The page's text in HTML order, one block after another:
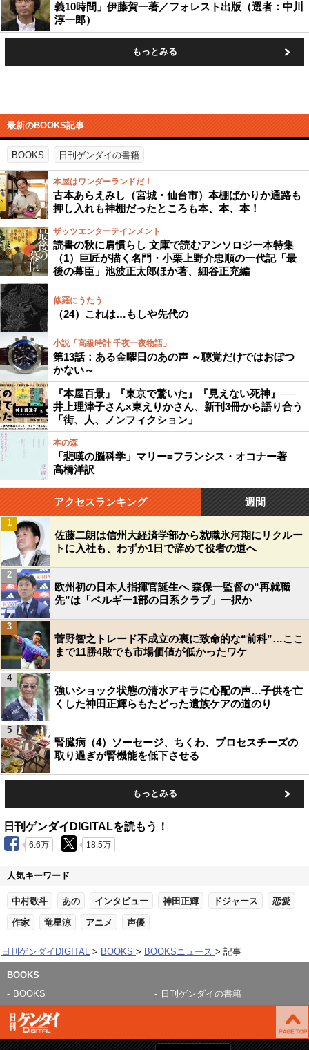
義10時間」伊藤賀一著／フォレスト出版（選者：中川
淳一郎）
もっとみる
最新のBOOKS記事
BOOKS 日刊ゲンダイの書籍
本屋はワンダーランドだ！
古本あらえみし（宮城・仙台市）本棚ばかりか通路も
押し入れも神棚だったところも本、本、本！
ザッツエンターテインメント
読書の秋に肩慣らし 文庫で読むアンソロジー本特集
（1）巨匠が描く名門・小栗上野介忠順の一代記「最
後の幕臣」池波正太郎ほか著、細谷正充編
修羅にうたう
（24）これは…もしや先代の
小説「高級時計 千夜一夜物語」
第13話：ある金曜日のあの声 ～聴覚だけではおぼつ
かない～
『本屋百景』『東京で驚いた』『見えない死神』──
井上理津子さん×東えりかさん、新刊3冊から語り合う
「街、人、ノンフィクション」
本の森
「悲嘆の脳科学」マリー=フランシス・オコナー著
高橋洋訳
アクセスランキング 週間
佐藤二朗は信州大経済学部から就職氷河期にリクルー
トに入社も、わずか1日で辞めて役者の道へ
1
欧州初の日本人指揮官誕生へ 森保一監督の“再就職
先”は「ベルギー1部の日系クラブ」一択か
2
菅野智之トレード不成立の裏に致命的な“前科”…ここ
まで11勝4敗でも市場価値が低かったワケ
3
強いショック状態の清水アキラに心配の声…子供を亡
くした神田正輝らもたどった遺族ケアの道のり
4
腎臓病（4）ソーセージ、ちくわ、プロセスチーズの
取り過ぎが腎機能を低下させる
5
もっとみる
日刊ゲンダイDIGITALを読もう！
6.6万 18.5万
人気キーワード
中村敬斗 あの インタビュー 神田正輝 ドジャース 恋愛
作家 竜星涼 アニメ 声優
日刊ゲンダイDIGITAL BOOKS BOOKSニュース 記事
BOOKS
BOOKS
日刊ゲンダイの書籍